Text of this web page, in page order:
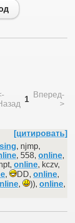
1
Вперед-
>
[цитировать]
, njmp,
, 558, online,
online, kczv,
, DD, online,
, )), online,